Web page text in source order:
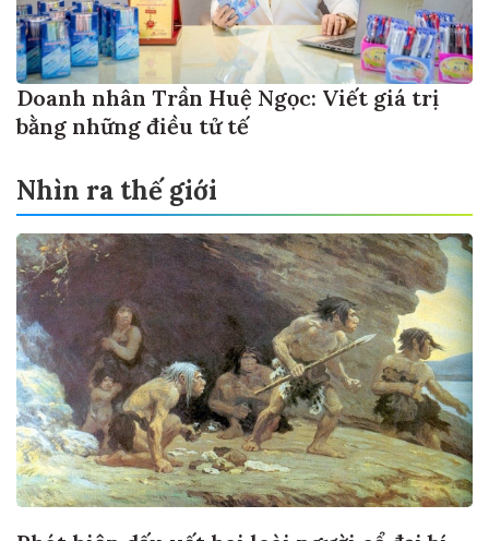
Doanh nhân Trần Huệ Ngọc: Viết giá trị
bằng những điều tử tế
Nhìn ra thế giới